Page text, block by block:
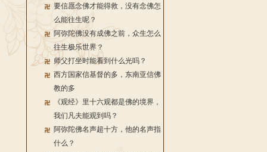
要信愿念佛才能得救，没有念佛怎
么能往生呢？
阿弥陀佛没有成佛之前，众生怎么
往生极乐世界？
师父打坐时能看到什么光吗？
西方国家信基督的多，东南亚信佛
教的多
《观经》里十六观都是佛的境界，
我们凡夫能观到吗？
阿弥陀佛名声超十方，他的名声指
什么？